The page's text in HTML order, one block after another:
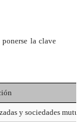
la clave
y sociedades